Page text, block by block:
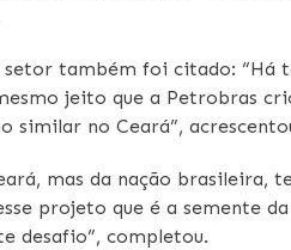
também foi citado: “Há
jeito que a Petrobras
similar no Ceará”,
mas da nação brasileira,
projeto que é a semente
desafio”, completou.